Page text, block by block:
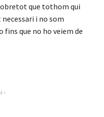
que tothom qui
i no som
fins que no ho veiem de
-